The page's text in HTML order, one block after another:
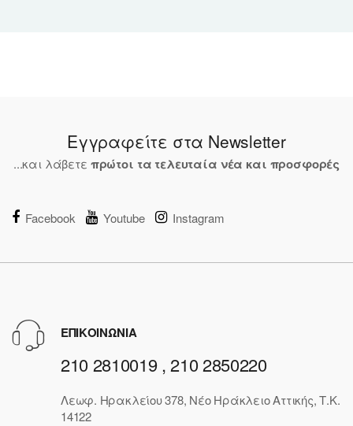
Εγγραφείτε στα Newsletter
...και λάβετε πρώτοι τα τελευταία νέα και προσφορές
Facebook Youtube Instagram
ΕΠΙΚΟΙΝΩΝΙΑ
210 2810019 , 210 2850220
Λεωφ. Ηρακλείου 378, Νέο Ηράκλειο Αττικής, Τ.Κ.
14122